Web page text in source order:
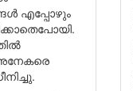
എപ്പോഴും